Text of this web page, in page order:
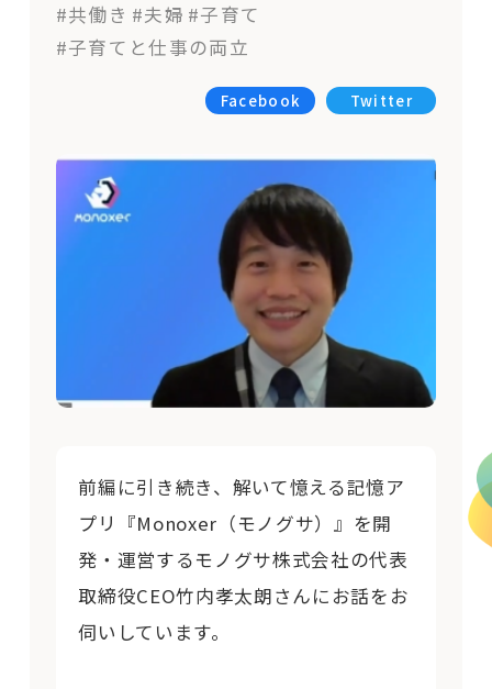
#共働き #夫婦 #子育て
#子育てと仕事の両立
Facebook Twitter
前編に引き続き、解いて憶える記憶ア
プリ『Monoxer（モノグサ）』を開
発・運営するモノグサ株式会社の代表
取締役CEO竹内孝太朗さんにお話をお
伺いしています。